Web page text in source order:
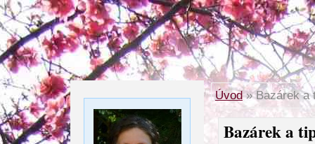
Úvod»Bazárek a
Bazárek a